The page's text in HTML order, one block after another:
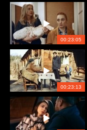
00:23:05
00:23:13